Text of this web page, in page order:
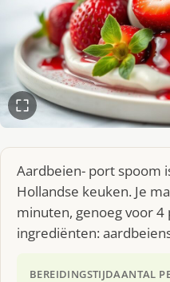
Aardbeien- port spoom
Hollandse keuken. Je
minuten, genoeg voor
ingrediënten:
BEREIDINGSTIJDAANTAL